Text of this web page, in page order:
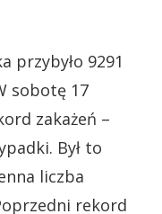
przybyło 9291
sobotę 17
zakażeń –
Był to
liczba
rekord